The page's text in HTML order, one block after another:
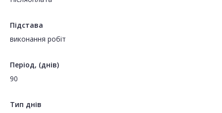
Підстава
виконання робіт
Період, (днів)
90
Тип днів